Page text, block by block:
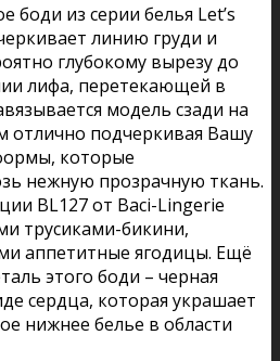
боди из серии белья Let’s
линию груди и
глубокому вырезу до
лифа, перетекающей в
модель сзади на
отлично подчеркивая Вашу
которые
нежную прозрачную ткань.
BL127 от Baci-Lingerie
трусиками-бикини,
аппетитные ягодицы. Ещё
этого боди – черная
сердца, которая украшает
нижнее белье в области